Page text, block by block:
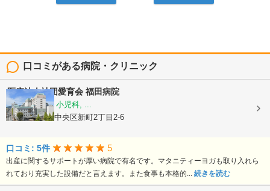
口コミがある病院・クリニック
医療法人社団愛育会 福田病院
産科, 婦人科, 小児科, ...
熊本県熊本市中央区新町2丁目2-6
口コミ: 5件 5
出産に関するサポートが厚い病院で有名です。マタニティーヨガも取り入れら
れており充実した設備だと言えます。また食事も本格的... 続きを読む